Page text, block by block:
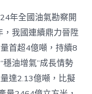
國
際
油
氣
查
包
養
app
產
年全國油氣勘察開
我國連續鼎力晉陞
首超4億噸，持續8
油增氣”成長情勢
達2.13億噸，比擬